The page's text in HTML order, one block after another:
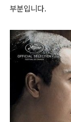
부분입니다.